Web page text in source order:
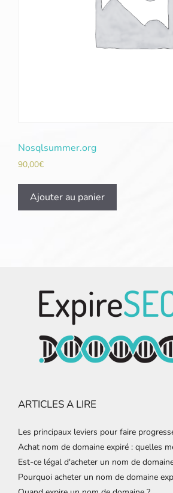
Nosqlsummer.org
90,00€
Ajouter au panier
ARTICLES A LIRE
Les principaux leviers pour faire
Achat nom de domaine expiré : quelles
Est-ce légal d'acheter un nom de
Pourquoi acheter un nom de domaine